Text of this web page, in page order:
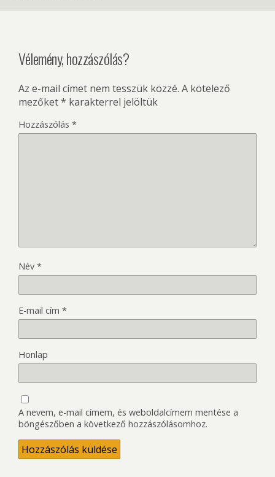
Vélemény, hozzászólás?
Az e-mail címet nem tesszük közzé. A kötelező
mezőket* karakterrel jelöltük
Hozzászólás *
Név *
E-mail cím *
Honlap
A nevem, e-mail címem, és weboldalcímem mentése a
böngészőben a következő hozzászólásomhoz.